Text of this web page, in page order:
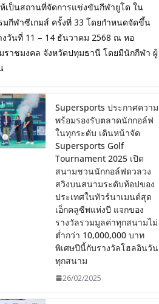
เป็นสถานที่จัดการแข่งขันกีฬายูโด ใน
มกีฬาซีเกมส์ ครั้งที่ 33 โดยกำหนดจัดขึ้น
งวันที่ 11 – 14 ธันวาคม 2568 ณ หอ
ราชมงคล จังหวัดปทุมธานี โดยมีนักกีฬา ผู้
Supersports ประกาศความ
พร้อมรองรับตลาดนักกอล์ฟ
ในทุกระดับ เดินหน้าจัด
Supersports Golf
Tournament 2025 เปิด
สนามชวนนักกอล์ฟดวลวง
สวิงบนสนามระดับท้อปของ
ประเทศในทัวร์นาเมนต์สุด
เอ็กคลูซีพแห่งปี แจกของ
รางวัลรวมมูลค่าทุกสนามไม่
ต่ำกว่า 10,000,000 บาท
พิเศษปีนี้กับรางวัลโฮลอินวัน
ทุกสนาม
26/02/2025